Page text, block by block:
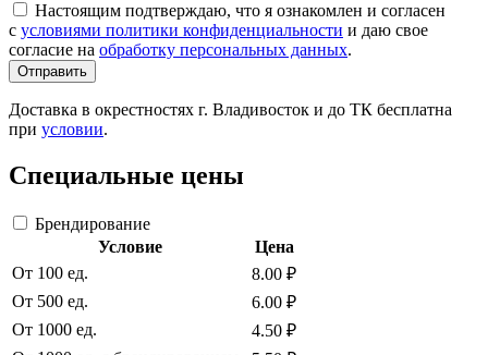
Настоящим подтверждаю, что я ознакомлен и согласен
с условиями политики конфиденциальности и даю свое
согласие на обработку персональных данных.
Отправить
Доставка в окрестностях г. Владивосток и до ТК бесплатна
при условии.
Специальные цены
Брендирование
Условие
Цена
От 100 ед.
8.00 ₽
От 500 ед.
6.00 ₽
От 1000 ед.
4.50 ₽